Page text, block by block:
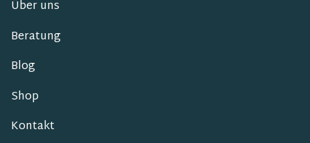
Über uns
Beratung
Blog
Shop
Kontakt